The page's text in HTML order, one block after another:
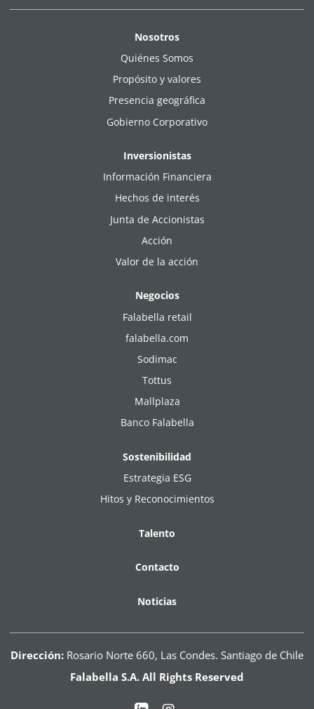
Nosotros
Quiénes Somos
Propósito y valores
Presencia geográfica
Gobierno Corporativo
Inversionistas
Información Financiera
Hechos de interés
Junta de Accionistas
Acción
Valor de la acción
Negocios
Falabella retail
falabella.com
Sodimac
Tottus
Mallplaza
Banco Falabella
Sostenibilidad
Estrategia ESG
Hitos y Reconocimientos
Talento
Contacto
Noticias
Dirección: Rosario Norte 660, Las Condes. Santiago de Chile
Falabella S.A. All Rights Reserved